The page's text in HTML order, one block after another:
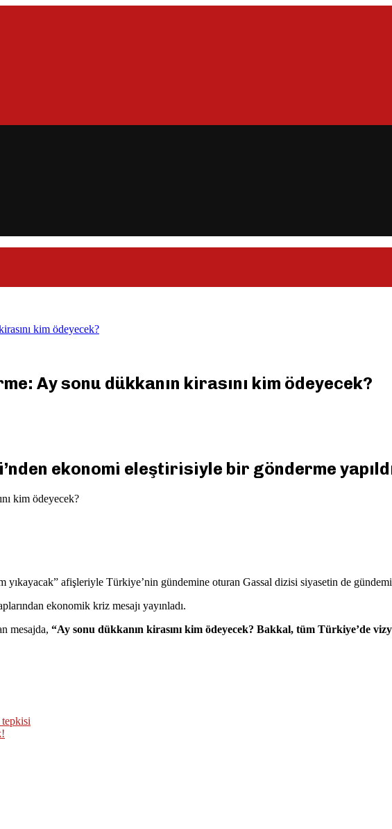
kim ödeyecek?
Ay sonu dükkanın kirasını kim ödeyecek?
ekonomi eleştirisiyle bir gönderme
afişleriyle Türkiye’nin gündemine oturan Gassal dizisi siyasetin de
ekonomik kriz mesajı yayınladı.
mesajda, “Ay sonu dükkanın kirasını kim ödeyecek? Bakkal, tüm Türkiye’de